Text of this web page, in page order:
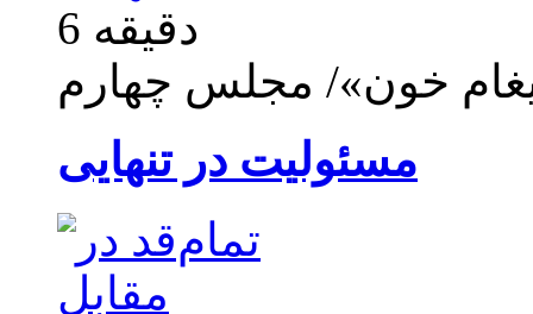
6 دقیقه
خون»/ مجلس چهارم
مسئولیت در تنهایی